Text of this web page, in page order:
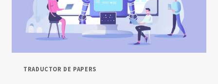
TRADUCTOR DE PAPERS